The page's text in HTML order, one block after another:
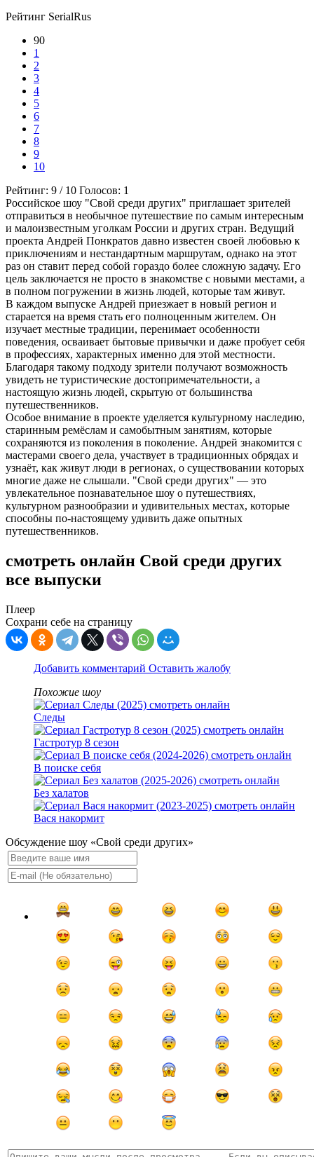
Рейтинг SerialRus
90
1
2
3
4
5
6
7
8
9
10
Рейтинг: 9 / 10 Голосов: 1
Российское шоу "Свой среди других" приглашает зрителей
отправиться в необычное путешествие по самым интересным
и малоизвестным уголкам России и других стран. Ведущий
проекта Андрей Понкратов давно известен своей любовью к
приключениям и нестандартным маршрутам, однако на этот
раз он ставит перед собой гораздо более сложную задачу. Его
цель заключается не просто в знакомстве с новыми местами, а
в полном погружении в жизнь людей, которые там живут.
В каждом выпуске Андрей приезжает в новый регион и
старается на время стать его полноценным жителем. Он
изучает местные традиции, перенимает особенности
поведения, осваивает бытовые привычки и даже пробует себя
в профессиях, характерных именно для этой местности.
Благодаря такому подходу зрители получают возможность
увидеть не туристические достопримечательности, а
настоящую жизнь людей, скрытую от большинства
путешественников.
Особое внимание в проекте уделяется культурному наследию,
старинным ремёслам и самобытным занятиям, которые
сохраняются из поколения в поколение. Андрей знакомится с
мастерами своего дела, участвует в традиционных обрядах и
узнаёт, как живут люди в регионах, о существовании которых
многие даже не слышали. "Свой среди других" — это
увлекательное познавательное шоу о путешествиях,
культурном разнообразии и удивительных местах, которые
способны по-настоящему удивить даже опытных
путешественников.
смотреть онлайн Свой среди других
все выпуски
Плеер
Сохрани себе на страницу
Добавить комментарий Оставить жалобу
Похожие шоу
Следы
Гастротур 8 сезон
В поиске себя
Без халатов
Вася накормит
Обсуждение шоу «Свой среди других»